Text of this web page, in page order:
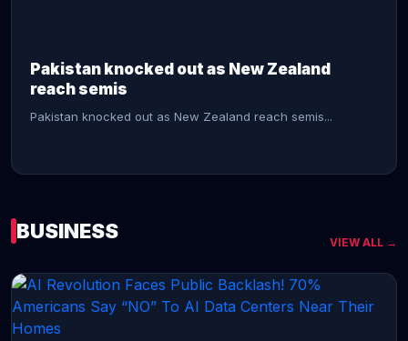
Pakistan knocked out as New Zealand
reach semis
Pakistan knocked out as New Zealand reach semis...
CONTINUE READING →
BUSINESS VIEW ALL →